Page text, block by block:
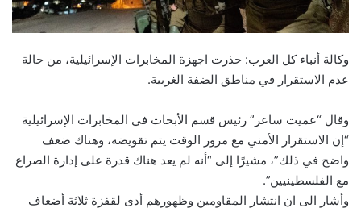
وكالة أنباء كل العرب: حذرت اجهزة المخابرات الإسرائيلية، من حالة
عدم الاستقرار في مناطق الضفة الغربية.
وقال “عميت ساعر” رئيس قسم الأبحاث في المخابرات الإسرائيلية
“إن الاستقرار الأمني مع مرور الوقت يتم تقويضه، وهناك ضعف
واضح في ذلك”، مشيرًا إلى “أنه لم يعد هناك قدرة على إدارة الصراع
مع الفلسطينيين”.
وأشار الى ان انتشار المقاومين وظهورهم أدى لقفزة ثلاثة أضعاف